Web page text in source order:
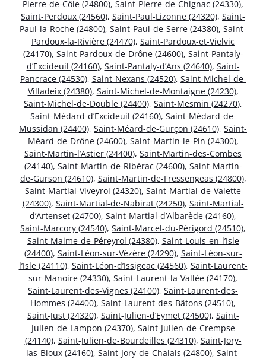
Pierre-de-Côle (24800), Saint-Pierre-de-Chignac (24330),
Saint-Perdoux (24560), Saint-Paul-Lizonne (24320), Saint-
Paul-la-Roche (24800), Saint-Paul-de-Serre (24380), Saint-
Pardoux-la-Rivière (24470), Saint-Pardoux-et-Vielvic
(24170), Saint-Pardoux-de-Drône (24600), Saint-Pantaly-
d’Excideuil (24160), Saint-Pantaly-d’Ans (24640), Saint-
Pancrace (24530), Saint-Nexans (24520), Saint-Michel-de-
Villadeix (24380), Saint-Michel-de-Montaigne (24230),
Saint-Michel-de-Double (24400), Saint-Mesmin (24270),
Saint-Médard-d’Excideuil (24160), Saint-Médard-de-
Mussidan (24400), Saint-Méard-de-Gurçon (24610), Saint-
Méard-de-Drône (24600), Saint-Martin-le-Pin (24300),
Saint-Martin-l’Astier (24400), Saint-Martin-des-Combes
(24140), Saint-Martin-de-Ribérac (24600), Saint-Martin-
de-Gurson (24610), Saint-Martin-de-Fressengeas (24800),
Saint-Martial-Viveyrol (24320), Saint-Martial-de-Valette
(24300), Saint-Martial-de-Nabirat (24250), Saint-Martial-
d’Artenset (24700), Saint-Martial-d’Albarède (24160),
Saint-Marcory (24540), Saint-Marcel-du-Périgord (24510),
Saint-Maime-de-Péreyrol (24380), Saint-Louis-en-l’Isle
(24400), Saint-Léon-sur-Vézère (24290), Saint-Léon-sur-
l’Isle (24110), Saint-Léon-d’Issigeac (24560), Saint-Laurent-
sur-Manoire (24330), Saint-Laurent-la-Vallée (24170),
Saint-Laurent-des-Vignes (24100), Saint-Laurent-des-
Hommes (24400), Saint-Laurent-des-Bâtons (24510),
Saint-Just (24320), Saint-Julien-d’Eymet (24500), Saint-
Julien-de-Lampon (24370), Saint-Julien-de-Crempse
(24140), Saint-Julien-de-Bourdeilles (24310), Saint-Jory-
las-Bloux (24160), Saint-Jory-de-Chalais (24800), Saint-